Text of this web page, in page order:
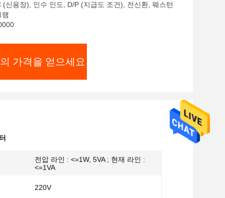
(신용장), 인수 인도, D/P (지급도 조건), 전신환, 웨스턴
가격을 얻으세요
전압 라인 : <=1W, 5VA ; 현재 라인 :
<=1VA
220V